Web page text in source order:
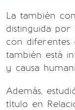
La también
distinguida por
con diferentes
también está
y causa
Además,
título en